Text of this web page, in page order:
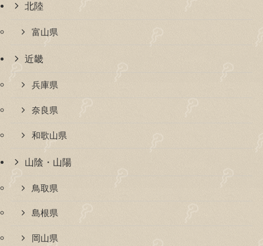
北陸
富山県
近畿
兵庫県
奈良県
和歌山県
山陰・山陽
鳥取県
島根県
岡山県